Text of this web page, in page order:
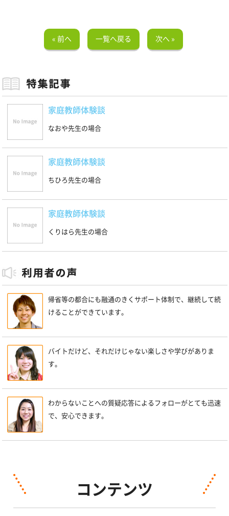
« 前へ 一覧へ戻る 次へ »
家庭教師体験談
なおや先生の場合
家庭教師体験談
ちひろ先生の場合
家庭教師体験談
くりはら先生の場合
帰省等の都合にも融通のきくサポート体制で、継続して続
けることができています。
バイトだけど、それだけじゃない楽しさや学びがありま
す。
わからないことへの質疑応答によるフォローがとても迅速
で、安心できます。
コンテンツ